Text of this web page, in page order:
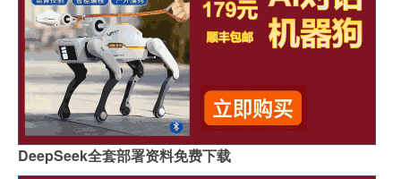
DeepSeek全套部署资料免费下载